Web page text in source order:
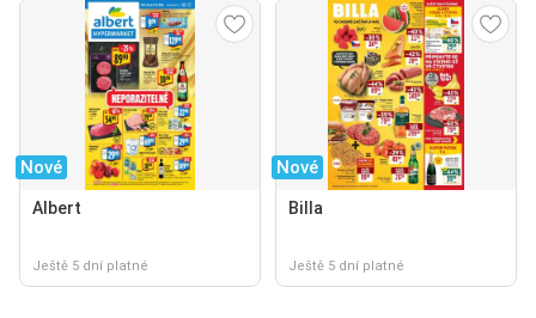
Nové
Albert
Ještě 5 dní platné
Nové
Billa
Ještě 5 dní platné